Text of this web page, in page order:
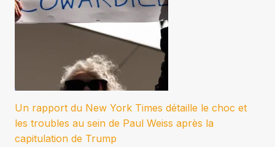
Un rapport du New York Times détaille le choc et
les troubles au sein de Paul Weiss après la
capitulation de Trump